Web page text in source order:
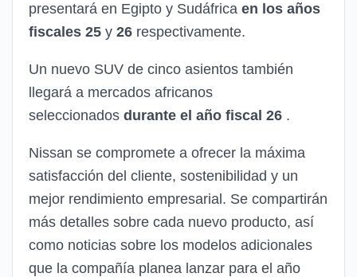
presentará en Egipto y Sudáfrica en los años
fiscales 25 y 26 respectivamente.
Un nuevo SUV de cinco asientos también
llegará a mercados africanos
seleccionados durante el año fiscal 26 .
Nissan se compromete a ofrecer la máxima
satisfacción del cliente, sostenibilidad y un
mejor rendimiento empresarial. Se compartirán
más detalles sobre cada nuevo producto, así
como noticias sobre los modelos adicionales
que la compañía planea lanzar para el año